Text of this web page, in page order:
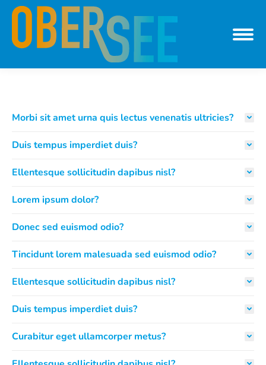
Morbi sit amet urna quis lectus venenatis ultricies?
Duis tempus imperdiet duis?
Ellentesque sollicitudin dapibus nisl?
Lorem ipsum dolor?
Donec sed euismod odio?
Tincidunt lorem malesuada sed euismod odio?
Ellentesque sollicitudin dapibus nisl?
Duis tempus imperdiet duis?
Curabitur eget ullamcorper metus?